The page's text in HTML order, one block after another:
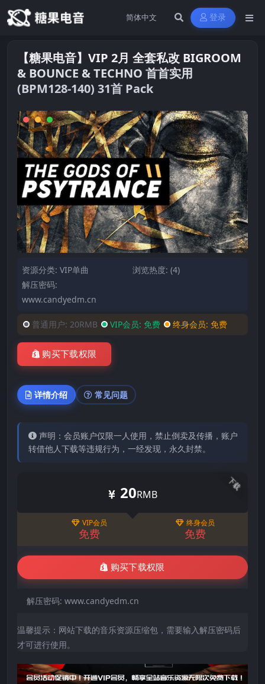
登录
【糖果电音】VIP 2月 全套私改 BIGROOM
& BOUNCE & TECHNO 首首实用
(BPM128-140) 31首 Pack
资源分类: VIP单曲
浏览热度: (4)
解压密码:
www.candyedm.cn
普通用户: 20RMB VIP会员: 免费 终身会员: 免费
购买下载权限
详情介绍 常见问题
声明：会员账户仅限一人使用，禁止倒卖及传播，账户
转借他人下载等违规行为，一经发现，永久封禁。
下载
20RMB
VIP会员
免费
终身会员
免费
购买下载权限
解压密码: www.candyedm.cn
温馨提示：网站下载的音乐资源压缩包，需要输入解压密码后
才可进行使用。